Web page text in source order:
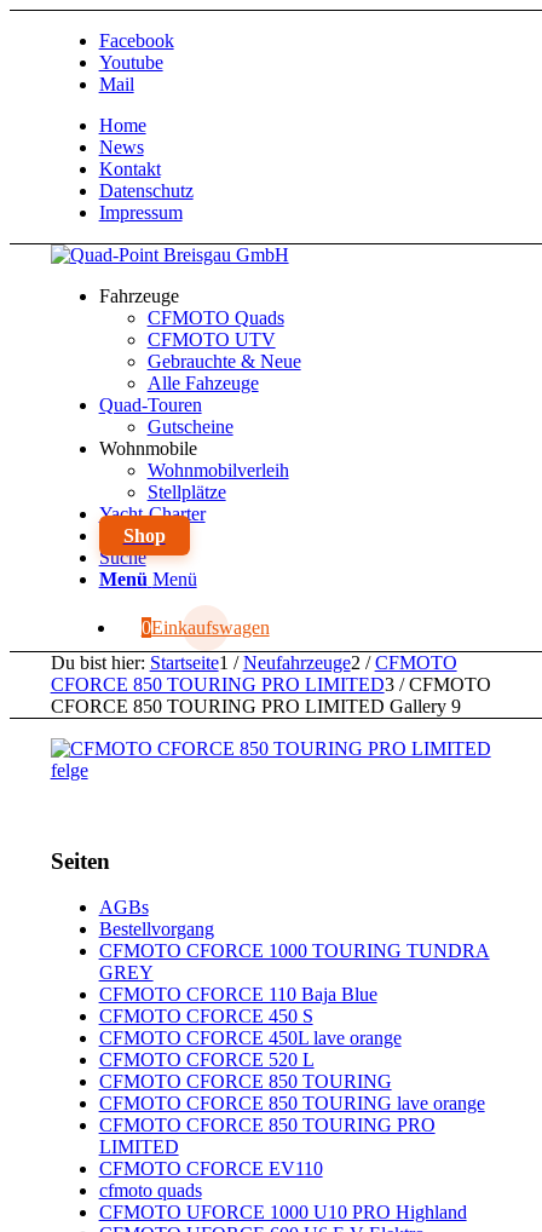
Facebook
Youtube
Mail
Home
News
Kontakt
Datenschutz
Impressum
Fahrzeuge
CFMOTO Quads
CFMOTO UTV
Gebrauchte & Neue
Alle Fahzeuge
Quad-Touren
Gutscheine
Wohnmobile
Wohnmobilverleih
Stellplätze
Yacht-Charter
Shop
Suche
Menü Menü
0Einkaufswagen
Du bist hier: Startseite1 / Neufahrzeuge2 / CFMOTO
CFORCE 850 TOURING PRO LIMITED3 / CFMOTO
CFORCE 850 TOURING PRO LIMITED Gallery 9
Seiten
AGBs
Bestellvorgang
CFMOTO CFORCE 1000 TOURING TUNDRA
GREY
CFMOTO CFORCE 110 Baja Blue
CFMOTO CFORCE 450 S
CFMOTO CFORCE 450L lave orange
CFMOTO CFORCE 520 L
CFMOTO CFORCE 850 TOURING
CFMOTO CFORCE 850 TOURING lave orange
CFMOTO CFORCE 850 TOURING PRO
LIMITED
CFMOTO CFORCE EV110
cfmoto quads
CFMOTO UFORCE 1000 U10 PRO Highland